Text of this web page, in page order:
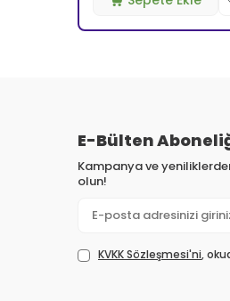
E-Bülten
Kampanya ve
olun!
KVKK Sözleşmesi'ni,